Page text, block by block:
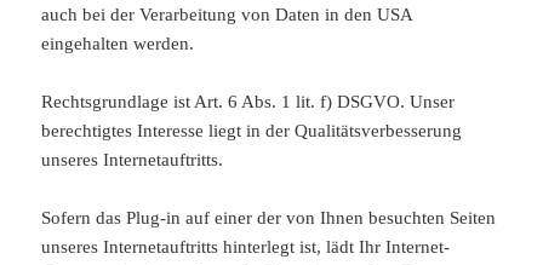
auch bei der Verarbeitung von Daten in den USA
eingehalten werden.
Rechtsgrundlage ist Art. 6 Abs. 1 lit. f) DSGVO. Unser
berechtigtes Interesse liegt in der Qualitätsverbesserung
unseres Internetauftritts.
Sofern das Plug-in auf einer der von Ihnen besuchten Seiten
unseres Internetauftritts hinterlegt ist, lädt Ihr Internet-